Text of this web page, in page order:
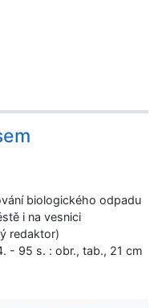
biologického odpadu
i na vesnici
redaktor)
- 95 s. : obr., tab., 21 cm